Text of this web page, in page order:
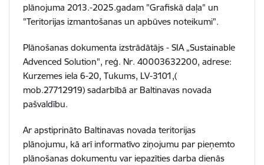
plānojuma 2013.-2025.gadam "Grafiskā daļa" un
"Teritorijas izmantošanas un apbūves noteikumi".
Plānošanas dokumenta izstrādātājs - SIA „Sustainable
Advenced Solution", reģ. Nr. 40003632200, adrese:
Kurzemes iela 6-20, Tukums, LV-3101,(
mob.27712919) sadarbībā ar Baltinavas novada
pašvaldību.
Ar apstiprināto Baltinavas novada teritorijas
plānojumu, kā arī informatīvo ziņojumu par pieņemto
plānošanas dokumentu var iepazīties darba dienās